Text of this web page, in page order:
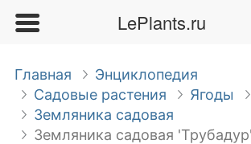
LePlants.ru
Главная
Энциклопедия
Садовые растения
Ягоды
Земляника садовая
Земляника садовая 'Трубадур'